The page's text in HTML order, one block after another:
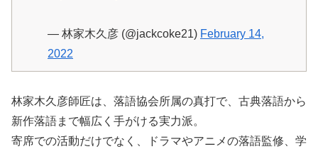
— 林家木久彦 (@jackcoke21) February 14,
2022
林家木久彦師匠は、落語協会所属の真打で、古典落語から
新作落語まで幅広く手がける実力派。
寄席での活動だけでなく、ドラマやアニメの落語監修、学